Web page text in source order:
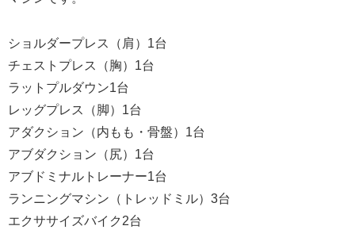
ショルダープレス（肩）1台
チェストプレス（胸）1台
ラットプルダウン1台
レッグプレス（脚）1台
アダクション（内もも・骨盤）1台
アブダクション（尻）1台
アブドミナルトレーナー1台
ランニングマシン（トレッドミル）3台
エクササイズバイク2台